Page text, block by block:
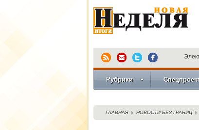
Рубрики
ГЛАВНАЯ НОВОСТИ БЕЗ ГРАНИЦ